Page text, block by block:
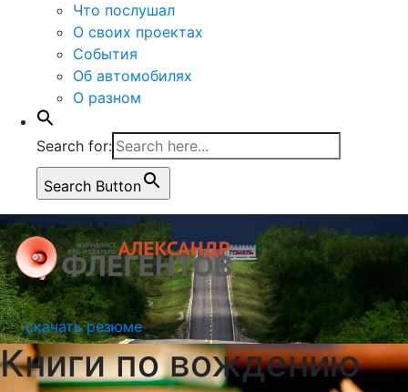
Что послушал
О своих проектах
События
Об автомобилях
О разном
Search for:
Search Button
скачать резюме
Книги по вождению